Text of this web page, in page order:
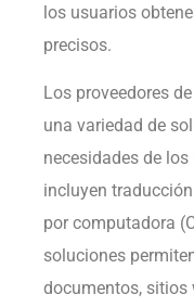
los usuarios
precisos.
Los proveedores
una variedad de
necesidades de
incluyen
por computadora
soluciones
documentos, sitios